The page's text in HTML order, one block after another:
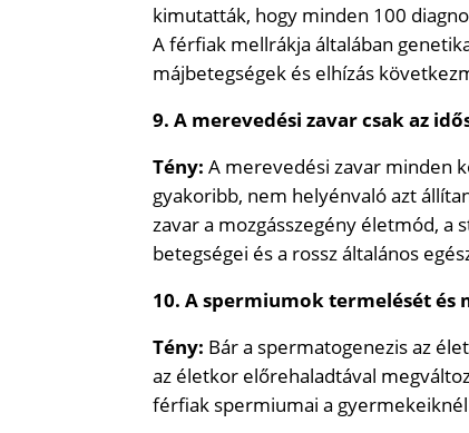
kimutatták, hogy minden 100
A férfiak mellrákja általában
májbetegségek és elhízás
9. A merevedési zavar csak az
Tény: A merevedési zavar minden
gyakoribb, nem helyénvaló azt
zavar a mozgásszegény életmód, a
betegségei és a rossz általános
10. A spermiumok termelését és
Tény: Bár a spermatogenezis az
az életkor előrehaladtával
férfiak spermiumai a